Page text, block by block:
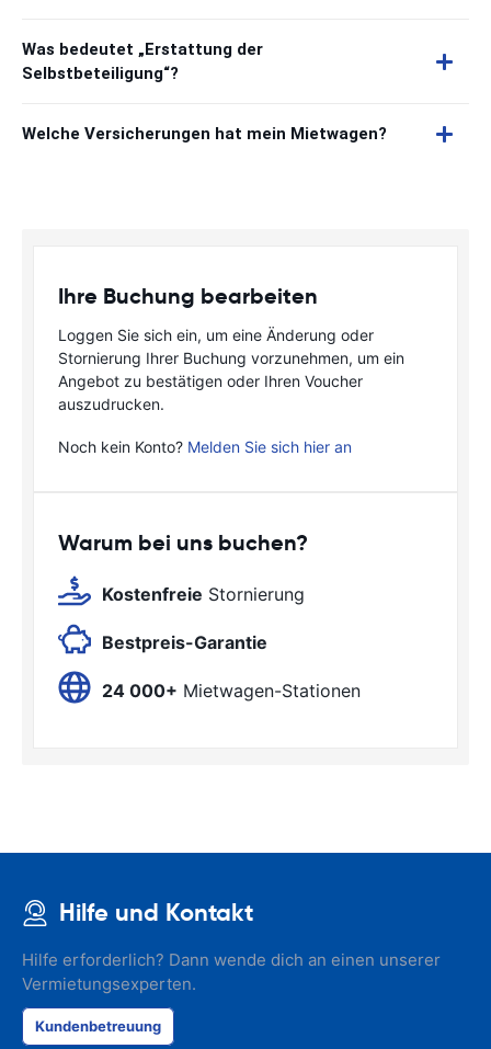
Was bedeutet „Erstattung der
Selbstbeteiligung“?
Welche Versicherungen hat mein Mietwagen?
Ihre Buchung bearbeiten
Loggen Sie sich ein, um eine Änderung oder
Stornierung Ihrer Buchung vorzunehmen, um ein
Angebot zu bestätigen oder Ihren Voucher
auszudrucken.
Noch kein Konto? Melden Sie sich hier an
Warum bei uns buchen?
Kostenfreie Stornierung
Bestpreis-Garantie
24 000+ Mietwagen-Stationen
Hilfe und Kontakt
Hilfe erforderlich? Dann wende dich an einen unserer
Vermietungsexperten.
Kundenbetreuung